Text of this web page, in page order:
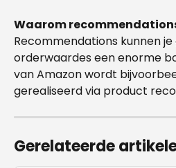
Waarom
Recommendations kunnen
orderwaardes een enorme
van Amazon wordt
gerealiseerd via product
Gerelateerde